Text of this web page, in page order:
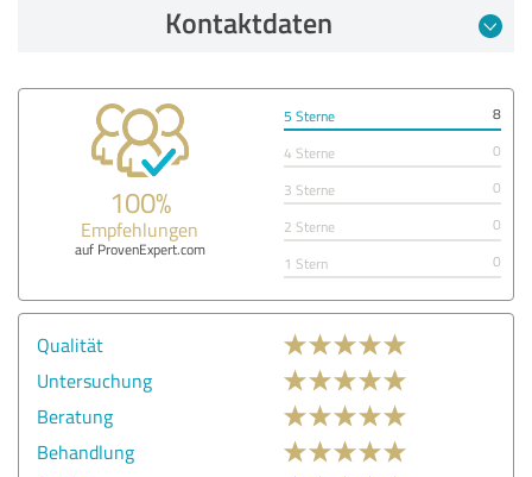
Kontaktdaten
100%
Empfehlungen
auf ProvenExpert.com
5 Sterne
8
4 Sterne
0
3 Sterne
0
2 Sterne
0
1 Stern
0
Qualität
Untersuchung
Beratung
Behandlung